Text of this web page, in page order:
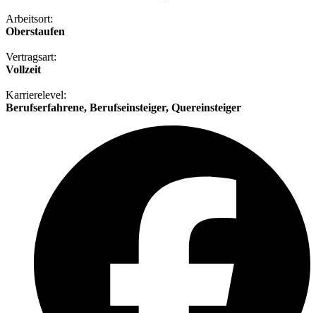
Arbeitsort:
Oberstaufen
Vertragsart:
Vollzeit
Karrierelevel:
Berufserfahrene, Berufseinsteiger, Quereinsteiger